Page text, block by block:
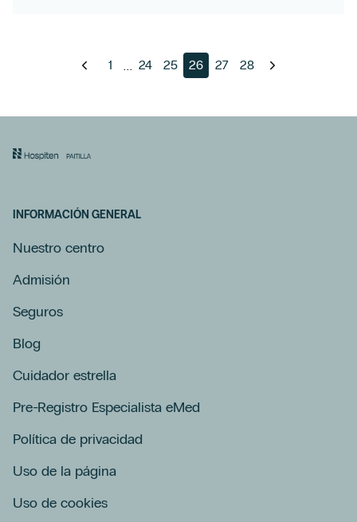
1 ... 24 25 26 27 28
INFORMACIÓN GENERAL
Nuestro centro
Admisión
Seguros
Blog
Cuidador estrella
Pre-Registro Especialista eMed
Política de privacidad
Uso de la página
Uso de cookies